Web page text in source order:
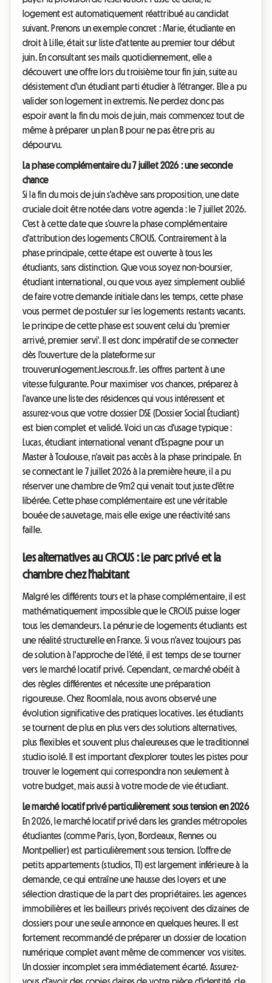
logement est automatiquement réattribué au candidat
suivant. Prenons un exemple concret : Marie, étudiante en
droit à Lille, était sur liste d'attente au premier tour début
juin. En consultant ses mails quotidiennement, elle a
découvert une offre lors du troisième tour fin juin, suite au
désistement d'un étudiant parti étudier à l'étranger. Elle a pu
valider son logement in extremis. Ne perdez donc pas
espoir avant la fin du mois de juin, mais commencez tout de
même à préparer un plan B pour ne pas être pris au
dépourvu.
La phase complémentaire du 7 juillet 2026 : une seconde
chance
Si la fin du mois de juin s'achève sans proposition, une date
cruciale doit être notée dans votre agenda : le 7 juillet 2026.
C'est à cette date que s'ouvre la phase complémentaire
d'attribution des logements CROUS. Contrairement à la
phase principale, cette étape est ouverte à tous les
étudiants, sans distinction. Que vous soyez non-boursier,
étudiant international, ou que vous ayez simplement oublié
de faire votre demande initiale dans les temps, cette phase
vous permet de postuler sur les logements restants vacants.
Le principe de cette phase est souvent celui du 'premier
arrivé, premier servi'. Il est donc impératif de se connecter
dès l'ouverture de la plateforme sur
trouverunlogement.lescrous.fr. Les offres partent à une
vitesse fulgurante. Pour maximiser vos chances, préparez à
l'avance une liste des résidences qui vous intéressent et
assurez-vous que votre dossier DSE (Dossier Social Étudiant)
est bien complet et validé. Voici un cas d'usage typique :
Lucas, étudiant international venant d'Espagne pour un
Master à Toulouse, n'avait pas accès à la phase principale. En
se connectant le 7 juillet 2026 à la première heure, il a pu
réserver une chambre de 9m2 qui venait tout juste d'être
libérée. Cette phase complémentaire est une véritable
bouée de sauvetage, mais elle exige une réactivité sans
faille.
Les alternatives au CROUS : Le parc privé et la
chambre chez l'habitant
Malgré les différents tours et la phase complémentaire, il est
mathématiquement impossible que le CROUS puisse loger
tous les demandeurs. La pénurie de logements étudiants est
une réalité structurelle en France. Si vous n'avez toujours pas
de solution à l'approche de l'été, il est temps de se tourner
vers le marché locatif privé. Cependant, ce marché obéit à
des règles différentes et nécessite une préparation
rigoureuse. Chez Roomlala, nous avons observé une
évolution significative des pratiques locatives. Les étudiants
se tournent de plus en plus vers des solutions alternatives,
plus flexibles et souvent plus chaleureuses que le traditionnel
studio isolé. Il est important d'explorer toutes les pistes pour
trouver le logement qui correspondra non seulement à
votre budget, mais aussi à votre mode de vie étudiant.
Le marché locatif privé particulièrement sous tension en 2026
En 2026, le marché locatif privé dans les grandes métropoles
étudiantes (comme Paris, Lyon, Bordeaux, Rennes ou
Montpellier) est particulièrement sous tension. L'offre de
petits appartements (studios, T1) est largement inférieure à la
demande, ce qui entraîne une hausse des loyers et une
sélection drastique de la part des propriétaires. Les agences
immobilières et les bailleurs privés reçoivent des dizaines de
dossiers pour une seule annonce en quelques heures. Il est
fortement recommandé de préparer un dossier de location
numérique complet avant même de commencer vos visites.
Un dossier incomplet sera immédiatement écarté. Assurez-